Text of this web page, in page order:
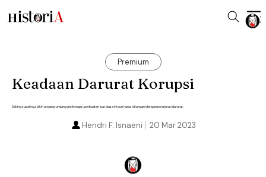
Premium
Keadaan Darurat Korupsi
Saking susahnya bikin undang-undang antikorupsi, perbuatan luar biasa ini pun harus ditangani dengan peraturan darurat.
20 Mar 2023
Hendri F. Isnaeni